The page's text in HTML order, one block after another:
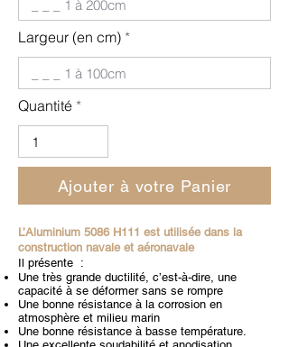
Largeur (en cm)
Quantité
Ajouter à votre Panier
L’Aluminium 5086 H111 est utilisée dans la
construction navale et aéronavale
Il présente :
Une très grande ductilité, c’est-à-dire, une
capacité à se déformer sans se rompre
Une bonne résistance à la corrosion en
atmosphère et milieu marin
Une bonne résistance à basse température.